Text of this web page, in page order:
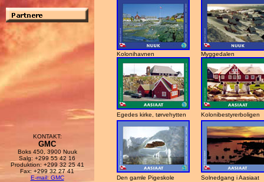
KONTAKT:
GMC
Boks 450, 3900 Nuuk
Salg: +299 55 42 16
Produktion: +299 32 25 41
Fax: +299 32 27 41
E-mail: GMC
Kolonihavnen Myggedalen
Egedes kirke, tørvehytten Kolonibestyrerboligen
Den gamle Pigeskole Solnedgang i Aasiaat